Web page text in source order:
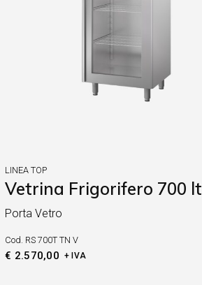
LINEA TOP
Vetrina Frigorifero 700 lt
Porta Vetro
Cod. RS 700T TN V
€ 2.570,00 + IVA